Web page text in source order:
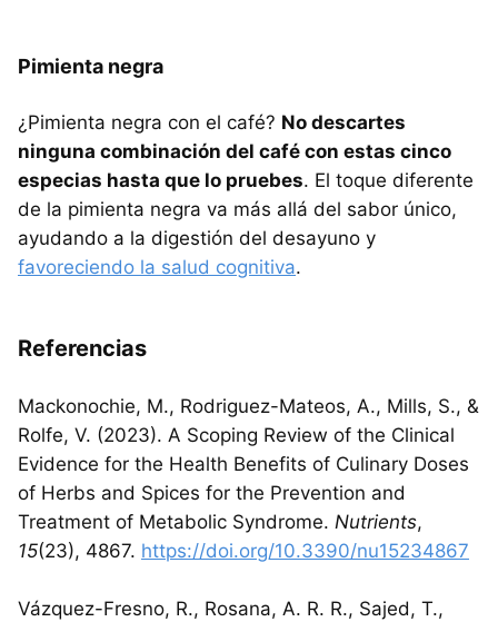
Pimienta negra
¿Pimienta negra con el café? No descartes
ninguna combinación del café con estas cinco
especias hasta que lo pruebes. El toque diferente
de la pimienta negra va más allá del sabor único,
ayudando a la digestión del desayuno y
favoreciendo la salud cognitiva.
Referencias
Mackonochie, M., Rodriguez-Mateos, A., Mills, S., &
Rolfe, V. (2023). A Scoping Review of the Clinical
Evidence for the Health Benefits of Culinary Doses
of Herbs and Spices for the Prevention and
Treatment of Metabolic Syndrome. Nutrients,
15(23), 4867. https://doi.org/10.3390/nu15234867
Vázquez-Fresno, R., Rosana, A. R. R., Sajed, T.,